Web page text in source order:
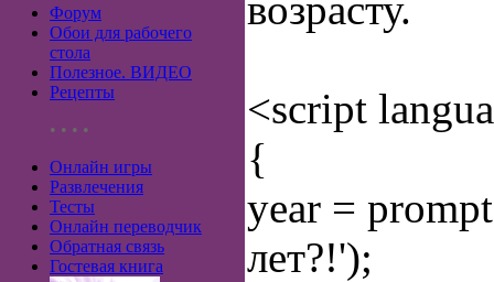
Форум
Обои для рабочего
стола
Полезное. ВИДЕО
Рецепты
• • • •
Онлайн игры
Развлечения
Тесты
Онлайн переводчик
Обратная связь
Гостевая книга
<script
{
year =
лет?!');